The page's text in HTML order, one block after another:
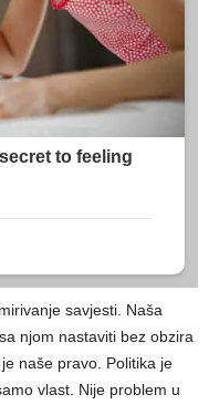
savjesti. Naša
njom nastaviti bez obzira
naše pravo. Politika je
vlast. Nije problem u